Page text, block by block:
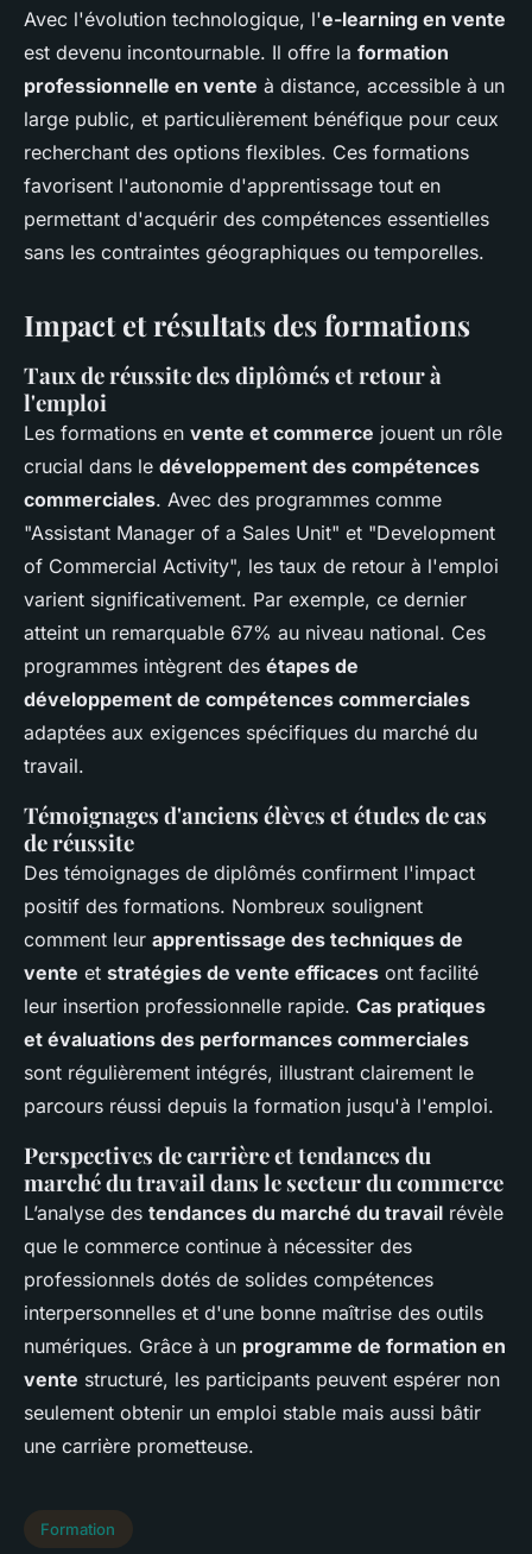
Avec l'évolution technologique, l'e-learning en vente
est devenu incontournable. Il offre la formation
professionnelle en vente à distance, accessible à un
large public, et particulièrement bénéfique pour ceux
recherchant des options flexibles. Ces formations
favorisent l'autonomie d'apprentissage tout en
permettant d'acquérir des compétences essentielles
sans les contraintes géographiques ou temporelles.
Impact et résultats des formations
Taux de réussite des diplômés et retour à
l'emploi
Les formations en vente et commerce jouent un rôle
crucial dans le développement des compétences
commerciales. Avec des programmes comme
"Assistant Manager of a Sales Unit" et "Development
of Commercial Activity", les taux de retour à l'emploi
varient significativement. Par exemple, ce dernier
atteint un remarquable 67% au niveau national. Ces
programmes intègrent des étapes de
développement de compétences commerciales
adaptées aux exigences spécifiques du marché du
travail.
Témoignages d'anciens élèves et études de cas
de réussite
Des témoignages de diplômés confirment l'impact
positif des formations. Nombreux soulignent
comment leur apprentissage des techniques de
vente et stratégies de vente efficaces ont facilité
leur insertion professionnelle rapide. Cas pratiques
et évaluations des performances commerciales
sont régulièrement intégrés, illustrant clairement le
parcours réussi depuis la formation jusqu'à l'emploi.
Perspectives de carrière et tendances du
marché du travail dans le secteur du commerce
L’analyse des tendances du marché du travail révèle
que le commerce continue à nécessiter des
professionnels dotés de solides compétences
interpersonnelles et d'une bonne maîtrise des outils
numériques. Grâce à un programme de formation en
vente structuré, les participants peuvent espérer non
seulement obtenir un emploi stable mais aussi bâtir
une carrière prometteuse.
Formation